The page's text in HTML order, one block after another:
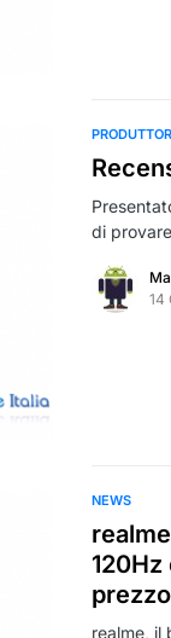
di
14
NEWS
realme, il